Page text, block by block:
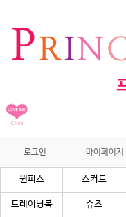
로그인 마이페이지
원피스 스커트
트레이닝복 슈즈